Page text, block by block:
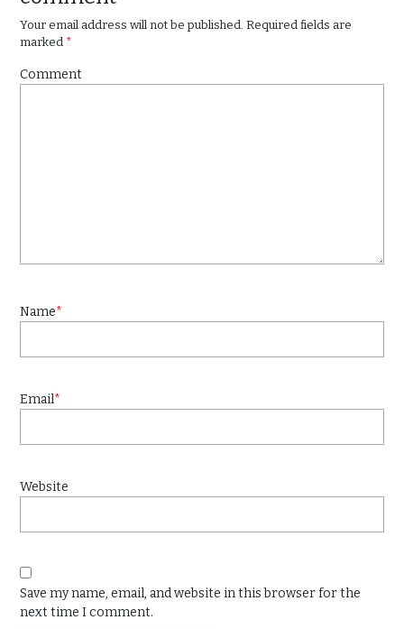
Your email address will not be published. Required fields are
marked *
Comment
Name*
Email*
Website
Save my name, email, and website in this browser for the
next time I comment.